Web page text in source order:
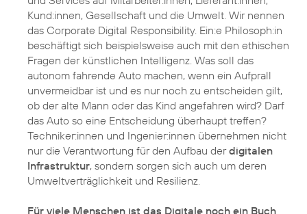
Kund:innen, Gesellschaft und die Umwelt. Wir nennen
das Corporate Digital Responsibility. Ein:e Philosoph:in
beschäftigt sich beispielsweise auch mit den ethischen
Fragen der künstlichen Intelligenz. Was soll das
autonom fahrende Auto machen, wenn ein Aufprall
unvermeidbar ist und es nur noch zu entscheiden gilt,
ob der alte Mann oder das Kind angefahren wird? Darf
das Auto so eine Entscheidung überhaupt treffen?
Techniker:innen und Ingenier:innen übernehmen nicht
nur die Verantwortung für den Aufbau derdigitalen
Infrastruktur, sondern sorgen sich auch um deren
Umweltverträglichkeit und Resilienz.
Für viele Menschen ist das Digitale noch ein Buch